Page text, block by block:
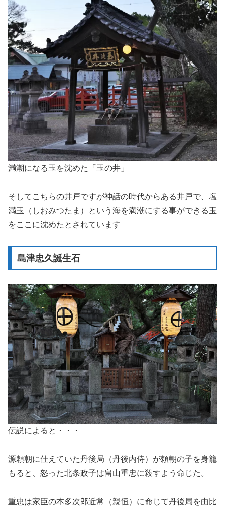
満潮になる玉を沈めた「玉の井」
そしてこちらの井戸ですが神話の時代からある井戸で、塩
満玉（しおみつたま）という海を満潮にする事ができる玉
をここに沈めたとされています
島津忠久誕生石
伝説によると・・・
源頼朝に仕えていた丹後局（丹後内侍）が頼朝の子を身籠
もると、怒った北条政子は畠山重忠に殺すよう命じた。
重忠は家臣の本多次郎近常（親恒）に命じて丹後局を由比